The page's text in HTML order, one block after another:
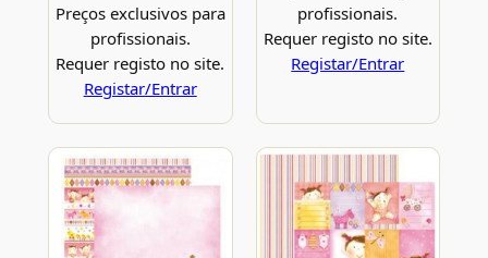
Preços exclusivos para
profissionais.
Requer registo no site.
Registar/Entrar
profissionais.
Requer registo no site.
Registar/Entrar